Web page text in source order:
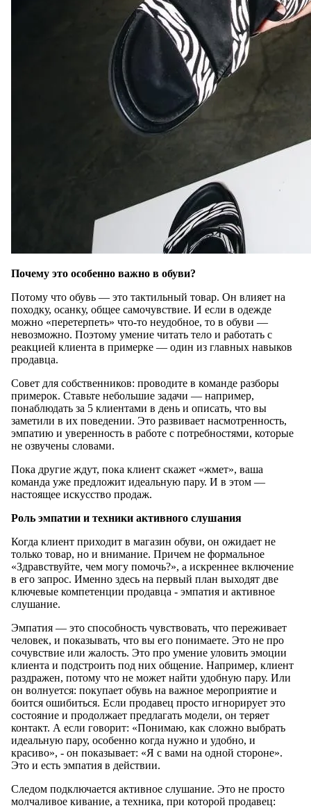
Почему это особенно важно в обуви?
Потому что обувь — это тактильный товар. Он влияет на
походку, осанку, общее самочувствие. И если в одежде
можно «перетерпеть» что-то неудобное, то в обуви —
невозможно. Поэтому умение читать тело и работать с
реакцией клиента в примерке — один из главных навыков
продавца.
Совет для собственников: проводите в команде разборы
примерок. Ставьте небольшие задачи — например,
понаблюдать за 5 клиентами в день и описать, что вы
заметили в их поведении. Это развивает насмотренность,
эмпатию и уверенность в работе с потребностями, которые
не озвучены словами.
Пока другие ждут, пока клиент скажет «жмет», ваша
команда уже предложит идеальную пару. И в этом —
настоящее искусство продаж.
Роль эмпатии и техники активного слушания
Когда клиент приходит в магазин обуви, он ожидает не
только товар, но и внимание. Причем не формальное
«Здравствуйте, чем могу помочь?», а искреннее включение
в его запрос. Именно здесь на первый план выходят две
ключевые компетенции продавца - эмпатия и активное
слушание.
Эмпатия — это способность чувствовать, что переживает
человек, и показывать, что вы его понимаете. Это не про
сочувствие или жалость. Это про умение уловить эмоции
клиента и подстроить под них общение. Например, клиент
раздражен, потому что не может найти удобную пару. Или
он волнуется: покупает обувь на важное мероприятие и
боится ошибиться. Если продавец просто игнорирует это
состояние и продолжает предлагать модели, он теряет
контакт. А если говорит: «Понимаю, как сложно выбрать
идеальную пару, особенно когда нужно и удобно, и
красиво», - он показывает: «Я с вами на одной стороне».
Это и есть эмпатия в действии.
Следом подключается активное слушание. Это не просто
молчаливое кивание, а техника, при которой продавец: